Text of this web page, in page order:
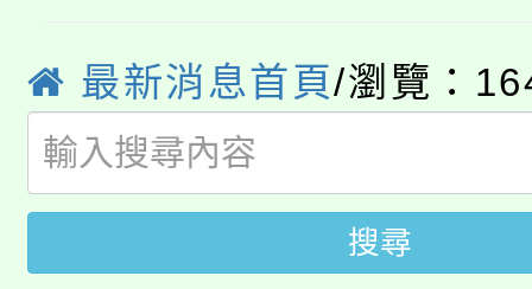
生本土語及新住民語歌
公告本校115學年度第
代理(課)教師甄選結果(
公告本校115學年度第
代理(課)教師甄選結果(
轉知中國文化大學推廣
《TA101》溝通分析基
轉知苗栗縣政府辦理
最新消息首頁/瀏覽：
搜尋